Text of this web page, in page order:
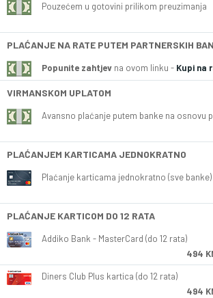
Pouzećem u gotovini prilikom preuzimanja
PLAĆANJE NA RATE PUTEM PARTNERSKIH
Popunite zahtjev na ovom linku - Kupi na
VIRMANSKOM UPLATOM
Avansno plaćanje putem banke na osnovu
PLAĆANJEM KARTICAMA JEDNOKRATNO
Plaćanje karticama jednokratno (sve banke)
PLAĆANJE KARTICOM DO 12 RATA
Addiko Bank - MasterCard (do 12 rata)
494
Diners Club Plus kartica (do 12 rata)
494